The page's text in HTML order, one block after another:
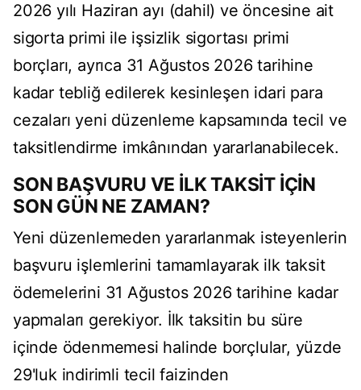
2026 yılı Haziran ayı (dahil) ve öncesine ait
sigorta primi ile işsizlik sigortası primi
borçları, ayrıca 31 Ağustos 2026 tarihine
kadar tebliğ edilerek kesinleşen idari para
cezaları yeni düzenleme kapsamında tecil ve
taksitlendirme imkânından yararlanabilecek.
SON BAŞVURU VE İLK TAKSİT İÇİN
SON GÜN NE ZAMAN?
Yeni düzenlemeden yararlanmak isteyenlerin
başvuru işlemlerini tamamlayarak ilk taksit
ödemelerini 31 Ağustos 2026 tarihine kadar
yapmaları gerekiyor. İlk taksitin bu süre
içinde ödenmemesi halinde borçlular, yüzde
29'luk indirimli tecil faizinden